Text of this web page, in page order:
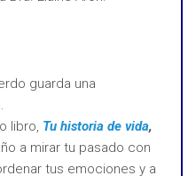
guarda una
libro, Tu historia de vida,
a mirar tu pasado con
tus emociones y a